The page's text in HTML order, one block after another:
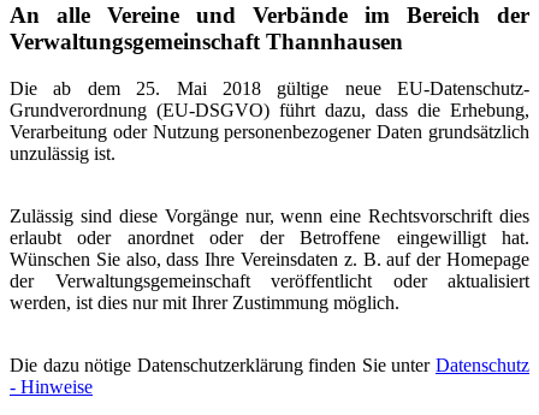
An alle Vereine und Verbände im Bereich der
Verwaltungsgemeinschaft Thannhausen
Die ab dem 25. Mai 2018 gültige neue EU-Datenschutz-
Grundverordnung (EU-DSGVO) führt dazu, dass die Erhebung,
Verarbeitung oder Nutzung personenbezogener Daten grundsätzlich
unzulässig ist.
Zulässig sind diese Vorgänge nur, wenn eine Rechtsvorschrift dies
erlaubt oder anordnet oder der Betroffene eingewilligt hat.
Wünschen Sie also, dass Ihre Vereinsdaten z. B. auf der Homepage
der Verwaltungsgemeinschaft veröffentlicht oder aktualisiert
werden, ist dies nur mit Ihrer Zustimmung möglich.
Die dazu nötige Datenschutzerklärung finden Sie unter Datenschutz
- Hinweise